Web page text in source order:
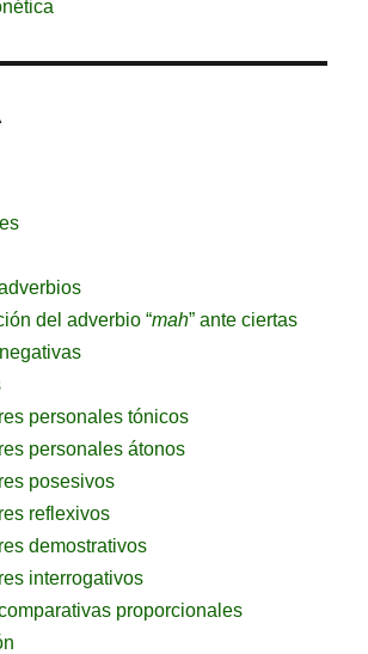
del adverbio “mah” ante ciertas
personales tónicos
personales átonos
posesivos
reflexivos
demostrativos
interrogativos
proporcionales